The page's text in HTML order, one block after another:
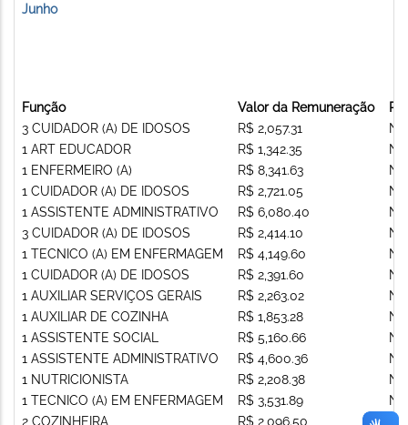
Junho
Função
3 CUIDADOR (A) DE IDOSOS
1 ART EDUCADOR
1 ENFERMEIRO (A)
1 CUIDADOR (A) DE IDOSOS
1 ASSISTENTE ADMINISTRATIVO
3 CUIDADOR (A) DE IDOSOS
1 TECNICO (A) EM ENFERMAGEM
1 CUIDADOR (A) DE IDOSOS
1 AUXILIAR SERVIÇOS GERAIS
1 AUXILIAR DE COZINHA
1 ASSISTENTE SOCIAL
1 ASSISTENTE ADMINISTRATIVO
1 NUTRICIONISTA
1 TECNICO (A) EM ENFERMAGEM
2 COZINHEIRA
Valor da Remuneração
R$ 2,057.31
R$ 1,342.35
R$ 8,341.63
R$ 2,721.05
R$ 6,080.40
R$ 2,414.10
R$ 4,149.60
R$ 2,391.60
R$ 2,263.02
R$ 1,853.28
R$ 5,160.66
R$ 4,600.36
R$ 2,208.38
R$ 3,531.89
R$ 2,096.50